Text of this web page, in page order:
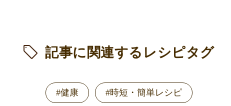
記事に関連するレシピタグ
#健康 #時短・簡単レシピ